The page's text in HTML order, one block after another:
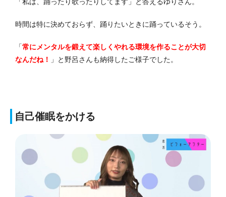
時間は特に決めておらず、踊りたいときに踊っているそう。
「常にメンタルを鍛えて楽しくやれる環境を作ることが大切
なんだね！
」と野呂さんも納得したご様子でした。
自己催眠をかける